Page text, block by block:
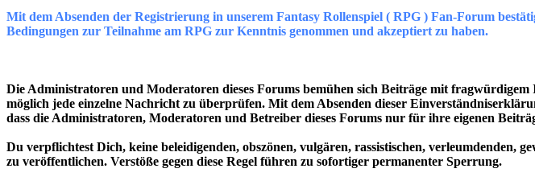
Mit dem Absenden der Registrierung in unserem Fantasy Rollenspiel ( RPG ) Fan-Forum
Bedingungen zur Teilnahme am RPG zur Kenntnis genommen und akzeptiert zu haben.
Die Administratoren und Moderatoren dieses Forums bemühen sich Beiträge mit
möglich jede einzelne Nachricht zu überprüfen. Mit dem Absenden dieser
dass die Administratoren, Moderatoren und Betreiber dieses Forums nur für ihre eigenen
Du verpflichtest Dich, keine beleidigenden, obszönen, vulgären, rassistischen,
zu veröffentlichen. Verstöße gegen diese Regel führen zu sofortiger permanenter Sperrung.